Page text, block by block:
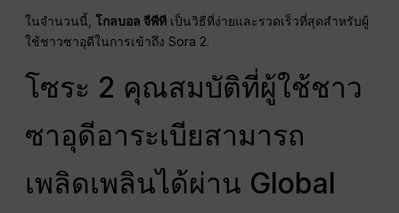
ในจำนวนนี้,โกลบอล จีพีที เป็นวิธีที่ง่ายและรวดเร็วที่สุดสำหรับผู้
ใช้ชาวซาอุดีในการเข้าถึง Sora 2.
โซระ 2 คุณสมบัติที่ผู้ใช้ชาว
ซาอุดีอาระเบียสามารถ
เพลิดเพลินได้ผ่าน Global